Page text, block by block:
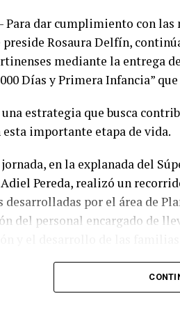
Para dar cumplimiento con
Rosaura Delfín,
mediante la entrega
Días y Primera Infancia”
una estrategia que busca
esta importante etapa de vida.
en la explanada del
Pereda, realizó un
desarrolladas por el área de
del personal encargado de
se informa a las personas
7 de agosto, de acuerdo